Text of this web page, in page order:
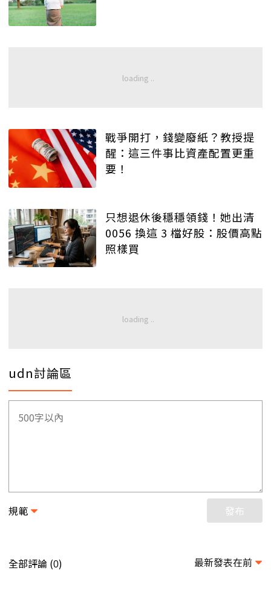
戰爭開打，錢變廢紙？教授提
醒：這三件事比資產配置更重
要！
只想退休後穩穩領錢！她出清
0056 換這 3 檔好股：股價高點
照樣買
udn討論區
規範 發布
全部評論 (0) 最新發表在前